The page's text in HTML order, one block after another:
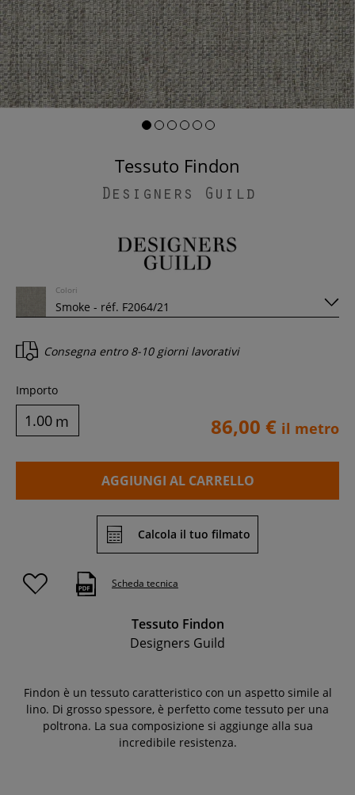
Tessuto Findon
Designers Guild
Colori
Consegna entro 8-10 giorni lavorativi
Importo
m 86,00 € il metro
AGGIUNGI AL CARRELLO
Calcola il tuo filmato
Scheda tecnica
Tessuto Findon
Designers Guild
Findon è un tessuto caratteristico con un aspetto simile al
lino. Di grosso spessore, è perfetto come tessuto per una
poltrona. La sua composizione si aggiunge alla sua
incredibile resistenza.